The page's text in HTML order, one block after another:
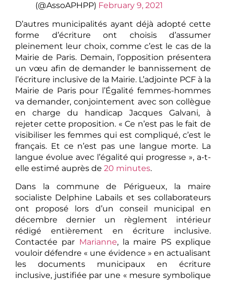
(@AssoAPHPP) February 9, 2021
D’autres municipalités ayant déjà adopté cette
forme d’écriture ont choisis d’assumer
pleinement leur choix, comme c’est le cas de la
Mairie de Paris. Demain, l’opposition présentera
un vœu afin de demander le bannissement de
l’écriture inclusive de la Mairie. L’adjointe PCF à la
Mairie de Paris pour l’Égalité femmes-hommes
va demander, conjointement avec son collègue
en charge du handicap Jacques Galvani, à
rejeter cette proposition. « Ce n’est pas le fait de
visibiliser les femmes qui est compliqué, c’est le
français. Et ce n’est pas une langue morte. La
langue évolue avec l’égalité qui progresse », a-t-
elle estimé auprès de 20 minutes.
Dans la commune de Périgueux, la maire
socialiste Delphine Labails et ses collaborateurs
ont proposé lors d’un conseil municipal en
décembre dernier un règlement intérieur
rédigé entièrement en écriture inclusive.
Contactée par Marianne, la maire PS explique
vouloir défendre « une évidence » en actualisant
les documents municipaux en écriture
inclusive, justifiée par une « mesure symbolique